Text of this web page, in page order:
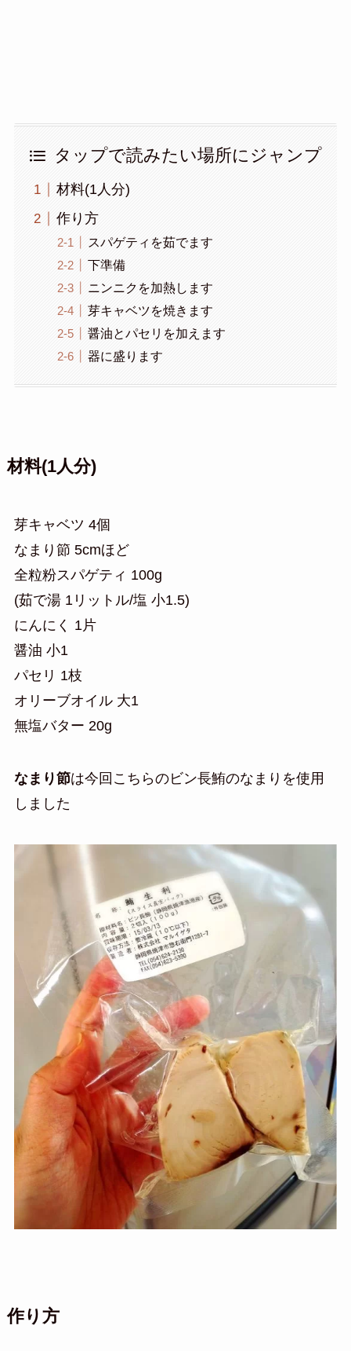
タップで読みたい場所にジャンプ
材料(1人分)
作り方
スパゲティを茹でます
下準備
ニンニクを加熱します
芽キャベツを焼きます
醤油とパセリを加えます
器に盛ります
材料(1人分)
芽キャベツ 4個
なまり節 5cmほど
全粒粉スパゲティ 100g
(茹で湯 1リットル/塩 小1.5)
にんにく 1片
醤油 小1
パセリ 1枝
オリーブオイル 大1
無塩バター 20g
なまり節は今回こちらのビン長鮪のなまりを使用
しました
作り方